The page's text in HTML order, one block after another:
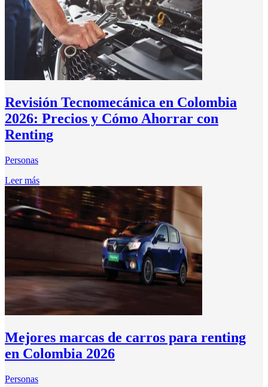
Revisión Tecnomecánica en Colombia
2026: Precios y Cómo Ahorrar con
Renting
Personas
Leer más
Mejores marcas de carros para renting
en Colombia 2026
Personas